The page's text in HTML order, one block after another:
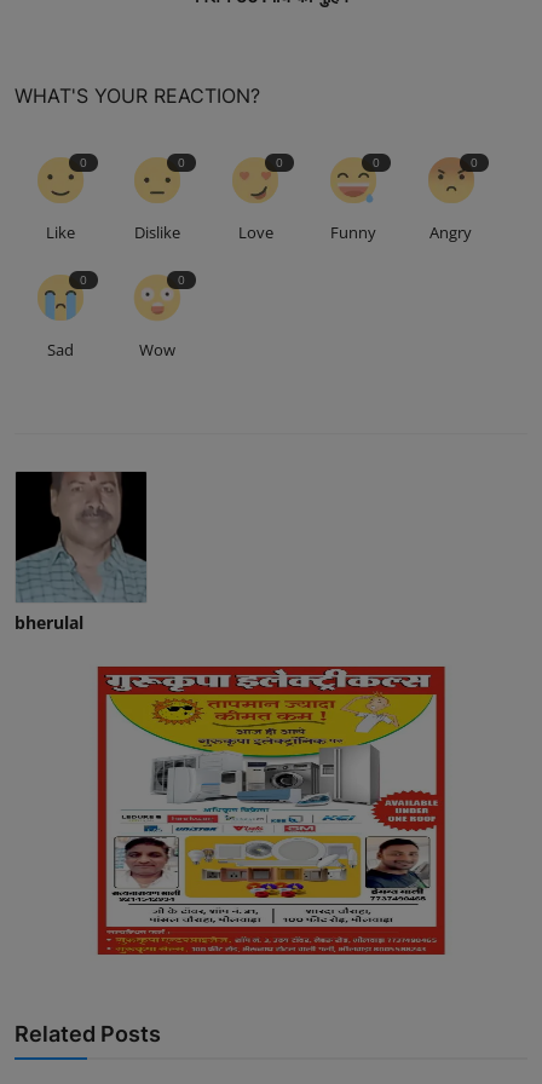
WHAT'S YOUR REACTION?
0
Like
0
Dislike
0
Love
0
Funny
0
Angry
0
Sad
0
Wow
bherulal
Related Posts